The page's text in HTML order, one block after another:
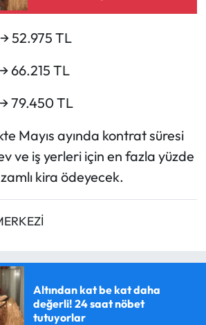
52.975 TL
66.215 TL
79.450 TL
Mayıs ayında kontrat süresi
ve iş yerleri için en fazla yüzde
kira ödeyecek.
Altından kat be kat daha
değerli! 24 saat nöbet
tutuyorlar